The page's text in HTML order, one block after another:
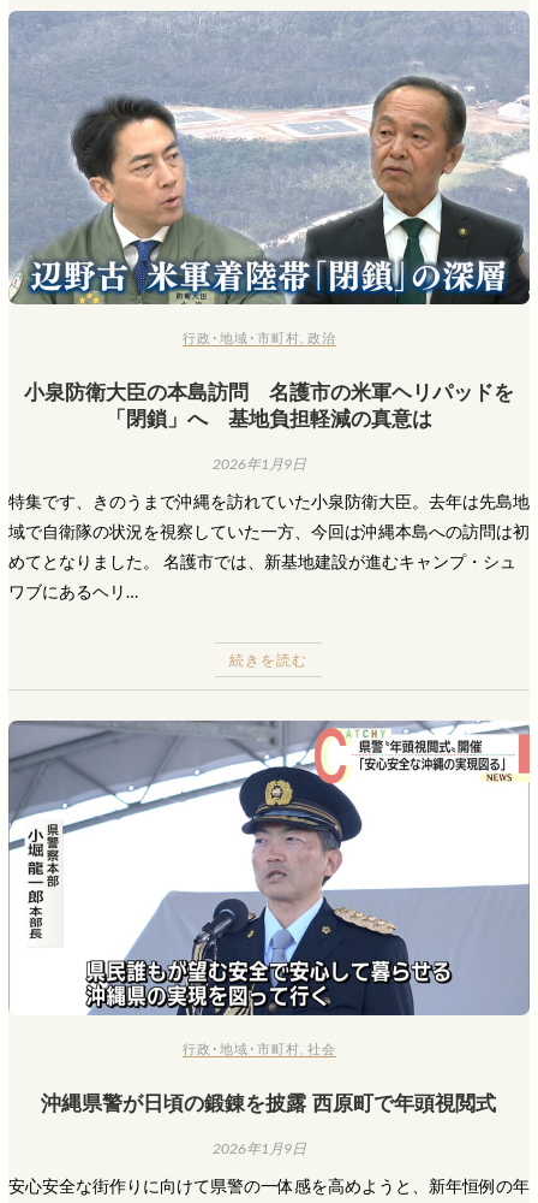
行政･地域･市町村 ,政治
小泉防衛大臣の本島訪問 名護市の米軍ヘリパッドを
「閉鎖」へ 基地負担軽減の真意は
2026年1月9日
特集です、きのうまで沖縄を訪れていた小泉防衛大臣。去年は先島地
域で自衛隊の状況を視察していた一方、今回は沖縄本島への訪問は初
めてとなりました。 名護市では、新基地建設が進むキャンプ・シュ
ワブにあるヘリ…
続きを読む
行政･地域･市町村 ,社会
沖縄県警が日頃の鍛錬を披露 西原町で年頭視閲式
2026年1月9日
安心安全な街作りに向けて県警の一体感を高めようと、新年恒例の年